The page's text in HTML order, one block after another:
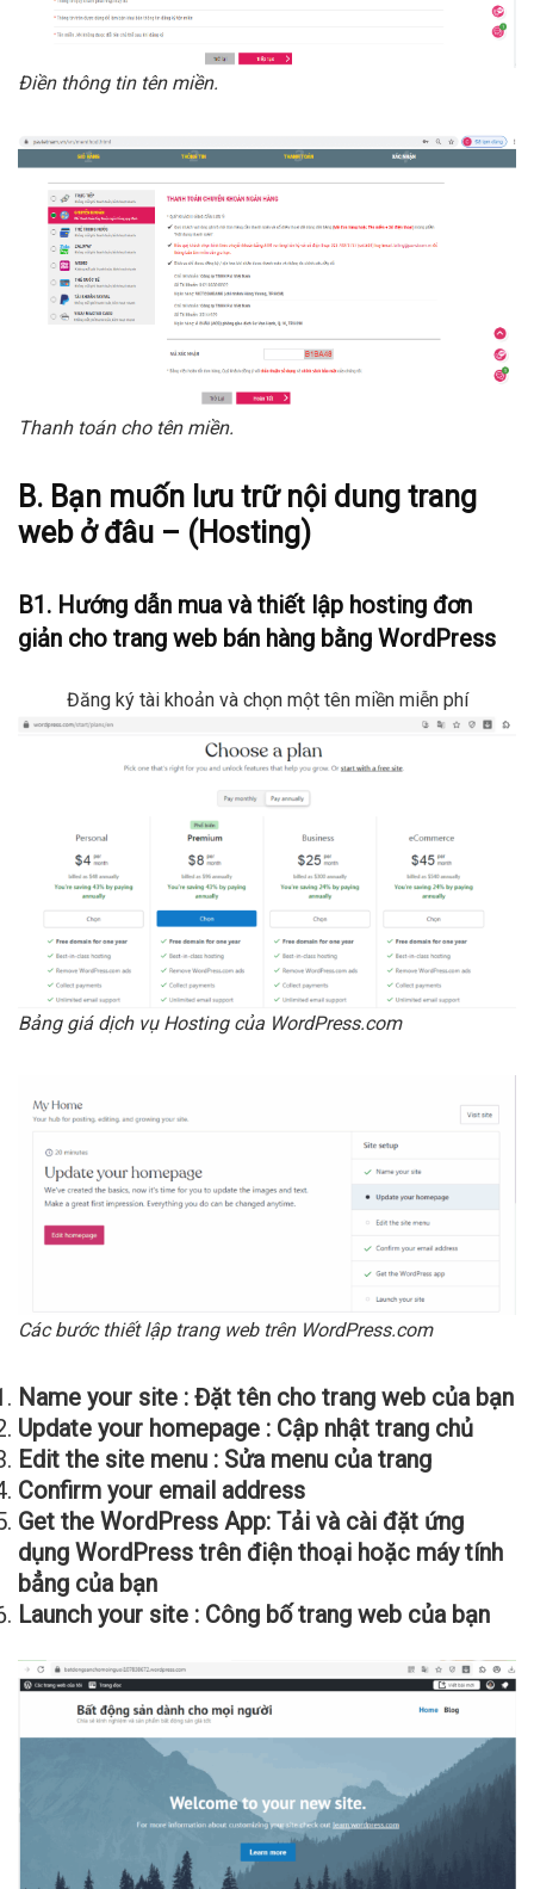
Điền thông tin tên miền.
Thanh toán cho tên miền.
B. Bạn muốn lưu trữ nội dung trang
web ở đâu – (Hosting)
B1. Hướng dẫn mua và thiết lập hosting đơn
giản cho trang web bán hàng bằng WordPress
Đăng ký tài khoản và chọn một tên miền miễn phí
Bảng giá dịch vụ Hosting của WordPress.com
Các bước thiết lập trang web trên WordPress.com
Name your site : Đặt tên cho trang web của bạn
Update your homepage : Cập nhật trang chủ
Edit the site menu : Sửa menu của trang
Confirm your email address
Get the WordPress App: Tải và cài đặt ứng
dụng WordPress trên điện thoại hoặc máy tính
bẳng của bạn
Launch your site : Công bố trang web của bạn